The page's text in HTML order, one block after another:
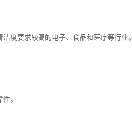
度要求较高的电子、食品和医疗等行业。
。